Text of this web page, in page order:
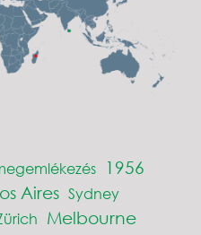
1956
Aires Sydney
Melbourne